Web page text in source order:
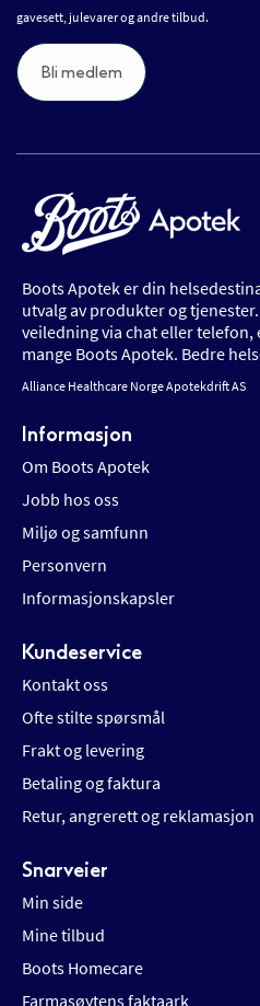
gavesett, julevarer og andre tilbud.
Bli medlem
Boots Apotek er din
utvalg av produkter og
veiledning via chat eller telefon,
mange Boots Apotek. Bedre
Alliance Healthcare Norge Apotekdrift AS
Informasjon
Om Boots Apotek
Jobb hos oss
Miljø og samfunn
Personvern
Informasjonskapsler
Kundeservice
Kontakt oss
Ofte stilte spørsmål
Frakt og levering
Betaling og faktura
Retur, angrerett og reklamasjon
Snarveier
Min side
Mine tilbud
Boots Homecare
Farmasøytens faktaark